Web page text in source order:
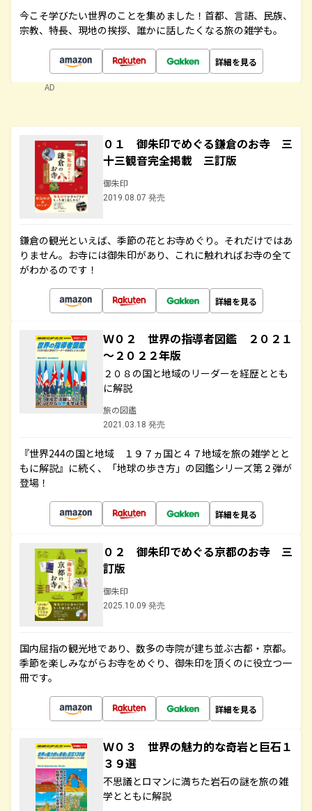
今こそ学びたい世界のことを集めました！首都、言語、民族、
宗教、特長、現地の挨拶、誰かに話したくなる旅の雑学も。
詳細を見る
AD
０１ 御朱印でめぐる鎌倉のお寺 三
十三観音完全掲載 三訂版
御朱印
2019.08.07 発売
鎌倉の観光といえば、季節の花とお寺めぐり。それだけではあ
りません。お寺には御朱印があり、これに触れればお寺の全て
がわかるのです！
詳細を見る
Ｗ０２ 世界の指導者図鑑 ２０２１
～２０２２年版
２０８の国と地域のリーダーを経歴ととも
に解説
旅の図鑑
2021.03.18 発売
『世界244の国と地域 １９７ヵ国と４７地域を旅の雑学とと
もに解説』に続く、「地球の歩き方」の図鑑シリーズ第２弾が
登場！
詳細を見る
０２ 御朱印でめぐる京都のお寺 三
訂版
御朱印
2025.10.09 発売
国内屈指の観光地であり、数多の寺院が建ち並ぶ古都・京都。
季節を楽しみながらお寺をめぐり、御朱印を頂くのに役立つ一
冊です。
詳細を見る
Ｗ０３ 世界の魅力的な奇岩と巨石１
３９選
不思議とロマンに満ちた岩石の謎を旅の雑
学とともに解説